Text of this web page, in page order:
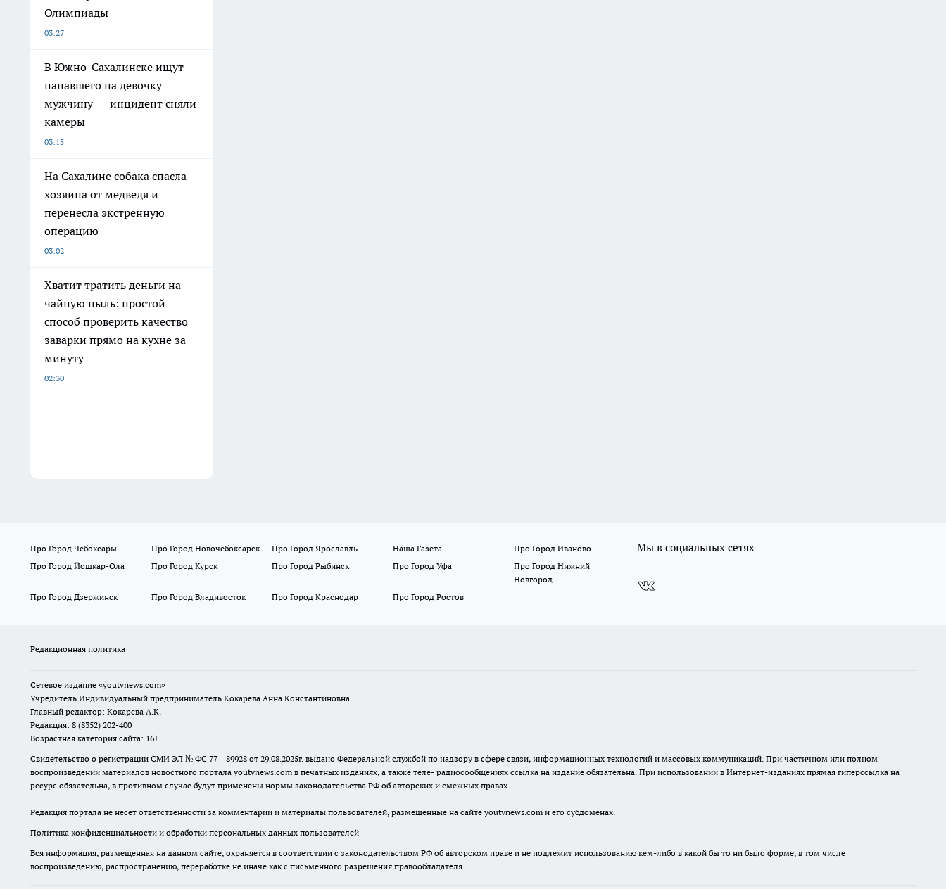
Олимпиады
03:27
В Южно-Сахалинске ищут
напавшего на девочку
мужчину — инцидент сняли
камеры
03:15
На Сахалине собака спасла
хозяина от медведя и
перенесла экстренную
операцию
03:02
Хватит тратить деньги на
чайную пыль: простой
способ проверить качество
заварки прямо на кухне за
минуту
02:30
Про Город Чебоксары Про Город Новочебоксарск Про Город Ярославль Наша Газета
Про Город Иваново
Про Город Йошкар-Ола
Про Город Курск Про Город Рыбинск Про Город Уфа
Про Город Нижний
Новгород
Про Город Дзержинск
Про Город Владивосток Про Город Краснодар Про Город Ростов
Мы в социальных сетях
Редакционная политика
Сетевое издание «youtvnews.com»
Учредитель Индивидуальный предприниматель Кокарева Анна Константиновна
Главный редактор: Кокарева А.К.
Редакция: 8 (8352) 202-400
Возрастная категория сайта: 16+
Свидетельство о регистрации СМИ ЭЛ № ФС 77 – 89928 от 29.08.2025г. выдано Федеральной службой по надзору в сфере связи, информационных технологий и массовых коммуникаций. При частичном или полном
воспроизведении материалов новостного портала youtvnews.com в печатных изданиях, а также теле- радиосообщениях ссылка на издание обязательна. При использовании в Интернет-изданиях прямая гиперссылка на
ресурс обязательна, в противном случае будут применены нормы законодательства РФ об авторских и смежных правах.
Редакция портала не несет ответственности за комментарии и материалы пользователей, размещенные на сайте youtvnews.com и его субдоменах.
Политика конфиденциальности и обработки персональных данных пользователей
Вся информация, размещенная на данном сайте, охраняется в соответствии с законодательством РФ об авторском праве и не подлежит использованию кем-либо в какой бы то ни было форме, в том числе
воспроизведению, распространению, переработке не иначе как с письменного разрешения правообладателя.